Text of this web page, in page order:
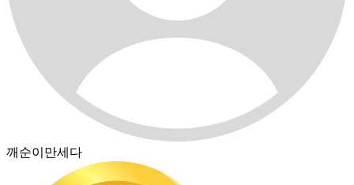
깨순이만세다